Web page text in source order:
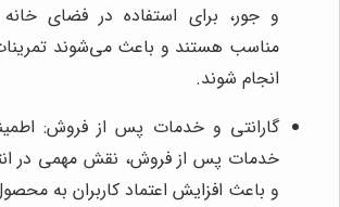
و جور، برای استفاده در فضای
مناسب هستند و باعث می‌شوند
انجام شوند.
گارانتی و خدمات پس از فروش:
خدمات پس از فروش، نقش مهمی در
و باعث افزایش اعتماد کاربران به